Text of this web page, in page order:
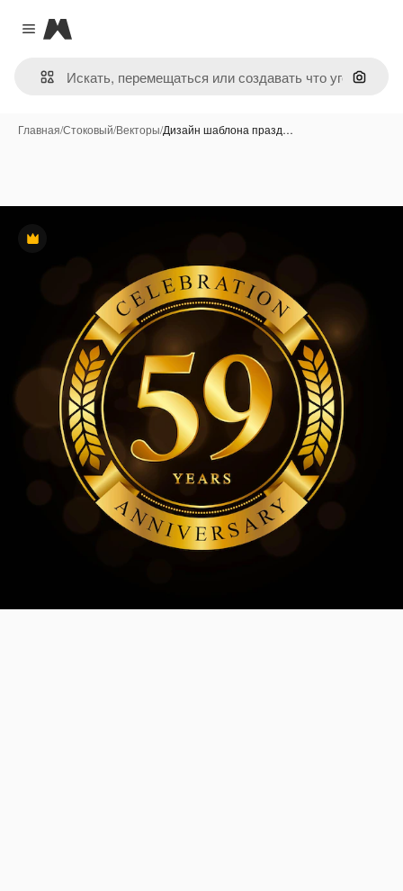
Close menu
Magnific
Поиск
Главная/Стоковый/Векторы/Дизайн шаблона празд…
Премиум